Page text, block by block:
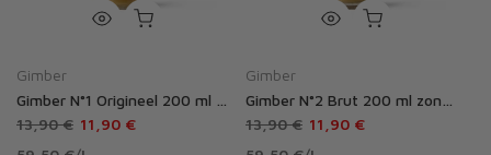
Gimber
13,90 € 11,90 €
Gimber
13,90 € 11,90 €